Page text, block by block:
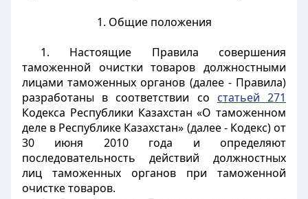
1. Общие положения
1. Настоящие Правила совершения
таможенной очистки товаров должностными
лицами таможенных органов (далее - Правила)
разработаны в соответствии со статьей 271
Кодекса Республики Казахстан «О таможенном
деле в Республике Казахстан» (далее - Кодекс) от
30 июня 2010 года и определяют
последовательность действий должностных
лиц таможенных органов при таможенной
очистке товаров.